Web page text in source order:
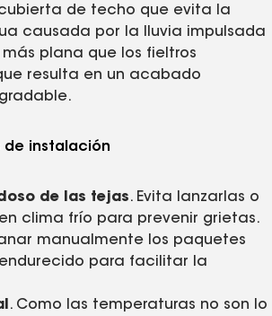
de techo que evita la
causada por la lluvia impulsada
plana que los fieltros
resulta en un acabado
de instalación
de las tejas. Evita lanzarlas o
clima frío para prevenir grietas.
manualmente los paquetes
para facilitar la
. Como las temperaturas no son lo